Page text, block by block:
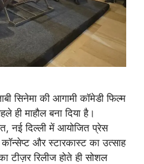
सिनेमा की आगामी कॉमेडी फिल्म
ही माहौल बना दिया है।
नई दिल्ली में आयोजित प्रेस
और स्टारकास्ट का उत्साह
टीज़र रिलीज होते ही सोशल